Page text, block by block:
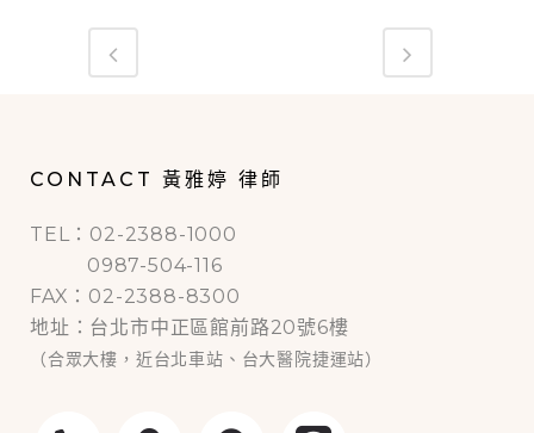
CONTACT 黃雅婷 律師
TEL：02-2388-1000
0987-504-116
FAX：02-2388-8300
地址：台北市中正區館前路20號6樓
（合眾大樓，近台北車站、台大醫院捷運站）